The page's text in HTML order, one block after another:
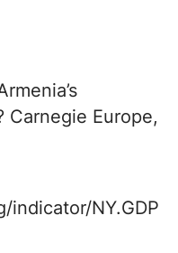
Carnegie Europe,
indicator/NY.GDP